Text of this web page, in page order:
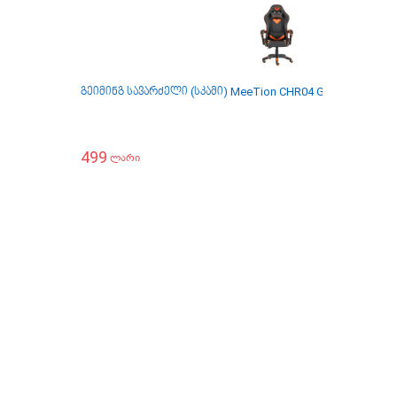
გეიმინგ სავარძელი (სკამი) MeeTion CHR04 Gaming Chair
499 ლარი